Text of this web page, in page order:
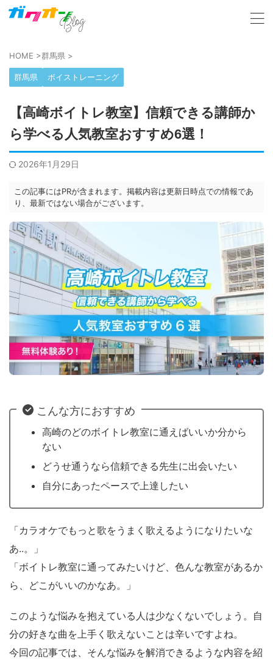
HOME >群馬県 >
群馬県 ボイストレーニング
【高崎ボイトレ教室】信頼できる講師か
ら学べる人気教室おすすめ6選！
2026年1月29日
この記事にはPRが含まれます。掲載内容は更新日時点での情報であ
り、最新ではない場合がございます。
こんな方におすすめ
高崎のどのボイトレ教室に通えばいいか分から
ない
どうせ通うなら信頼できる先生に出会いたい
自分にあったペースで上達したい
「カラオケでもっと歌をうまく歌えるようになりたいな
あ..。」
「ボイトレ教室に通ってみたいけど、色んな教室があるか
ら、どこがいいのかなあ。」
このような悩みを抱えている人は少なくないでしょう。自
分の好きな曲を上手く歌えないことは辛いですよね。
今回の記事では、そんな悩みを解消できるような内容を紹